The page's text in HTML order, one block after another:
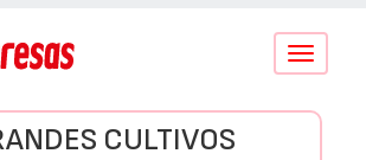
Conmutar
CULTIVOS